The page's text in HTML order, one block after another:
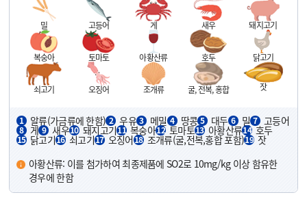
밀 고등어 게 새우 돼지고기
복숭아 토마토 아황산류 호두 닭고기
쇠고기 오징어 조개류 굴, 전복, 홍합 잣
1 알류(가금류에 한함) 2 우유 3 메밀 4 땅콩 5 대두 6 밀 7 고등어
8 게 9 새우10 돼지고기11 복숭아12 토마토13 아황산류14 호두
15 닭고기16 쇠고기17 오징어18 조개류(굴,전복,홍합 포함)19 잣
아황산류: 이를 첨가하여 최종제품에 SO2로 10mg/kg 이상 함유한
경우에 한함